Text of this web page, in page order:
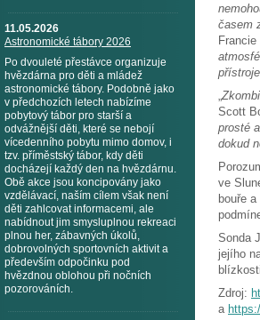
11.05.2026
Astronomické tábory 2026
Po dvouleté přestávce organizuje
hvězdárna pro děti a mládež
astronomické tábory. Podobně jako
v předchozích letech nabízíme
pobytový tábor pro starší a
odvážnější děti, které se nebojí
vícedenního pobytu mimo domov, i
tzv. příměstský tábor, kdy děti
docházejí každý den na hvězdárnu.
Obě akce jsou koncipovány jako
vzdělávací, naším cílem však není
děti zahlcovat informacemi, ale
nabídnout jim smysluplnou rekreaci
plnou her, zábavných úkolů,
dobrovolných sportovních aktivit a
především odpočinku pod
hvězdnou oblohou při nočních
pozorováních.
časem
„
Scott
prosté
dokud
ve
bouře
Sonda
jejího
Zdroj:
a